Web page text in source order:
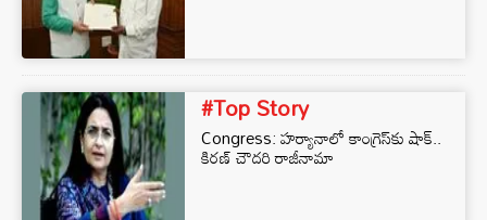
#Top Story
Congress: హర్యానాలో కాంగ్రెస్‌కు షాక్..
కిరణ్ చౌదరి రాజీనామా